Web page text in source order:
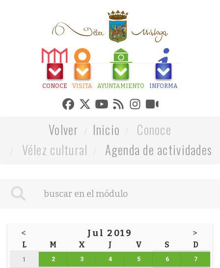
CONOCE VISITA AYUNTAMIENTO INFORMA
Volver Inicio
Conoce
Vélez cultural
Agenda de actividades
< Jul 2019 >
L M X J V S D
1 2 3 4 5 6 7